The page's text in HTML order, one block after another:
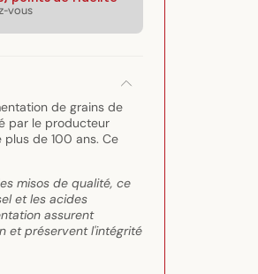
vous
de grains de
par le producteur
de 100 ans. Ce
misos de qualité, ce
et les acides
assurent
et préservent l'intégrité